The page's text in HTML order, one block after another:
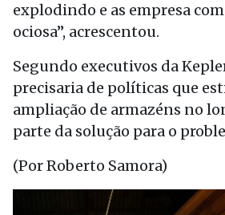
explodindo e as empresa
ociosa”, acrescentou.
Segundo executivos da
precisaria de políticas que
ampliação de armazéns no
parte da solução para o
(Por Roberto Samora)